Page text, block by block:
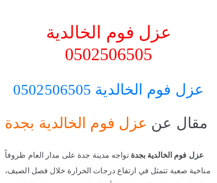
عزل فوم الخالدية
0502506505
عزل فوم الخالدية 0502506505
مقال عن عزل فوم الخالدية بجدة
عزل فوم الخالدية بجدة تواجه مدينة جدة على مدار العام ظروفاً
مناخية صعبة تتمثل في ارتفاع درجات الحرارة خلال فصل الصيف،